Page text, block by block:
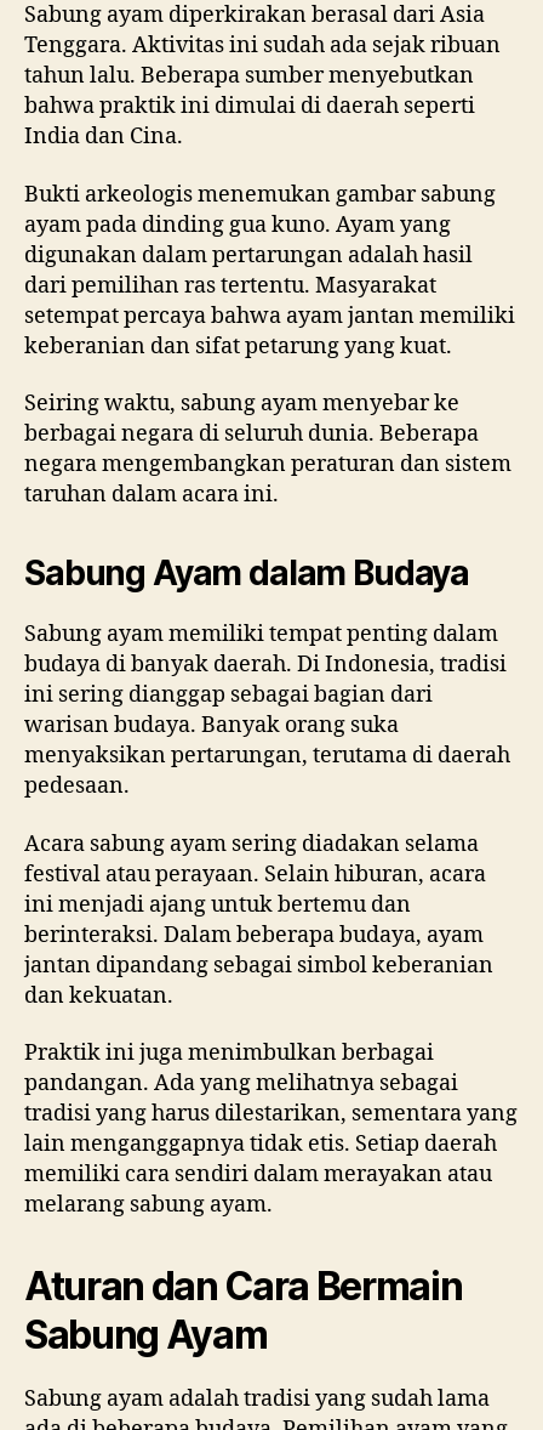
Sabung ayam diperkirakan berasal dari Asia
Tenggara. Aktivitas ini sudah ada sejak ribuan
tahun lalu. Beberapa sumber menyebutkan
bahwa praktik ini dimulai di daerah seperti
India dan Cina.
Bukti arkeologis menemukan gambar sabung
ayam pada dinding gua kuno. Ayam yang
digunakan dalam pertarungan adalah hasil
dari pemilihan ras tertentu. Masyarakat
setempat percaya bahwa ayam jantan memiliki
keberanian dan sifat petarung yang kuat.
Seiring waktu, sabung ayam menyebar ke
berbagai negara di seluruh dunia. Beberapa
negara mengembangkan peraturan dan sistem
taruhan dalam acara ini.
Sabung Ayam dalam Budaya
Sabung ayam memiliki tempat penting dalam
budaya di banyak daerah. Di Indonesia, tradisi
ini sering dianggap sebagai bagian dari
warisan budaya. Banyak orang suka
menyaksikan pertarungan, terutama di daerah
pedesaan.
Acara sabung ayam sering diadakan selama
festival atau perayaan. Selain hiburan, acara
ini menjadi ajang untuk bertemu dan
berinteraksi. Dalam beberapa budaya, ayam
jantan dipandang sebagai simbol keberanian
dan kekuatan.
Praktik ini juga menimbulkan berbagai
pandangan. Ada yang melihatnya sebagai
tradisi yang harus dilestarikan, sementara yang
lain menganggapnya tidak etis. Setiap daerah
memiliki cara sendiri dalam merayakan atau
melarang sabung ayam.
Aturan dan Cara Bermain
Sabung Ayam
Sabung ayam adalah tradisi yang sudah lama